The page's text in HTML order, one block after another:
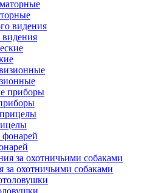
охотничьими собаками